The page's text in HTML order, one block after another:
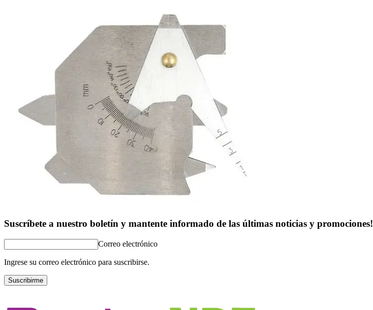
Suscríbete a nuestro boletín y mantente informado de las últimas noticias y promociones!
Correo electrónico
Ingrese su correo electrónico para suscribirse.
Suscribirme